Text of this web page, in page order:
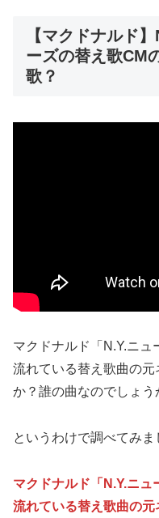
【マクドナルド
ーズの替え歌CM
歌？
マクドナルド「N.Y.ニ
流れている替え歌曲の元
か？誰の曲なのでしょう
というわけで調べてみま
マクドナルド「N.Y.ニ
流れている替え歌曲の